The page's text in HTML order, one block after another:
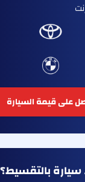
على قيمة السيارة
بالتقسيط؟